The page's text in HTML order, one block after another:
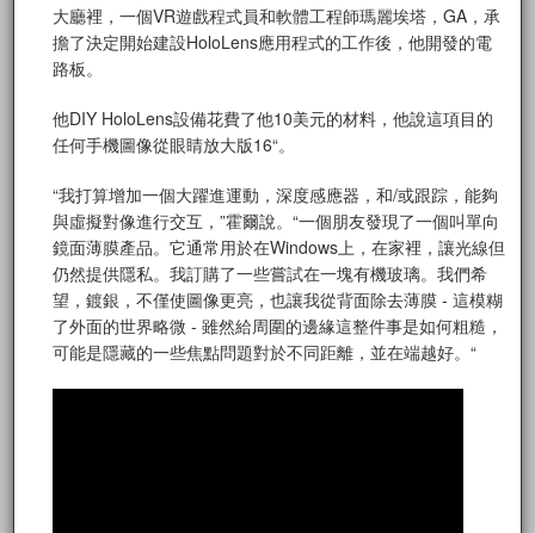
大廳裡，一個VR遊戲程式員和軟體工程師瑪麗埃塔，GA，承
擔了決定開始建設HoloLens應用程式的工作後，他開發的電
路板。
他DIY HoloLens設備花費了他10美元的材料，他說這項目的
任何手機圖像從眼睛放大版16“。
“我打算增加一個大躍進運動，深度感應器，和/或跟踪，能夠
與虛擬對像進行交互，”霍爾說。“一個朋友發現了一個叫單向
鏡面薄膜產品。它通常用於在Windows上，在家裡，讓光線但
仍然提供隱私。我訂購了一些嘗試在一塊有機玻璃。我們希
望，鍍銀，不僅使圖像更亮，也讓我從背面除去薄膜 - 這模糊
了外面的世界略微 - 雖然給周圍的邊緣這整件事是如何粗糙，
可能是隱藏的一些焦點問題對於不同距離，並在端越好。“